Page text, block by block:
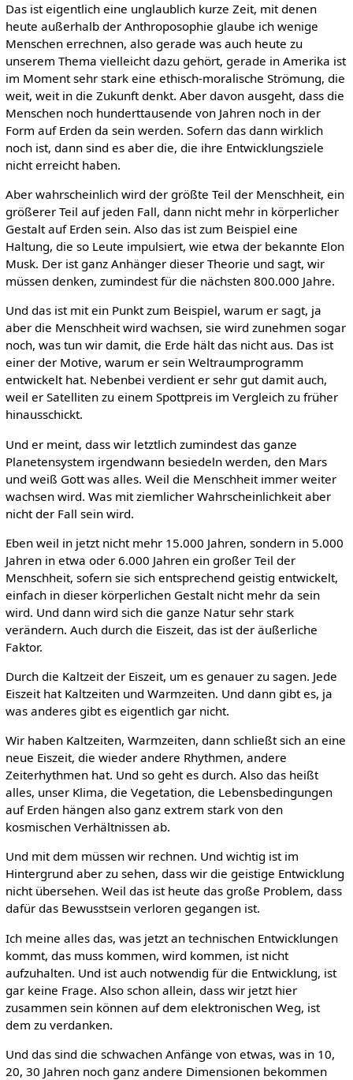
Das ist eigentlich eine unglaublich kurze Zeit, mit denen
heute außerhalb der Anthroposophie glaube ich wenige
Menschen errechnen, also gerade was auch heute zu
unserem Thema vielleicht dazu gehört, gerade in Amerika ist
im Moment sehr stark eine ethisch-moralische Strömung, die
weit, weit in die Zukunft denkt. Aber davon ausgeht, dass die
Menschen noch hunderttausende von Jahren noch in der
Form auf Erden da sein werden. Sofern das dann wirklich
noch ist, dann sind es aber die, die ihre Entwicklungsziele
nicht erreicht haben.
Aber wahrscheinlich wird der größte Teil der Menschheit, ein
größerer Teil auf jeden Fall, dann nicht mehr in körperlicher
Gestalt auf Erden sein. Also das ist zum Beispiel eine
Haltung, die so Leute impulsiert, wie etwa der bekannte Elon
Musk. Der ist ganz Anhänger dieser Theorie und sagt, wir
müssen denken, zumindest für die nächsten 800.000 Jahre.
Und das ist mit ein Punkt zum Beispiel, warum er sagt, ja
aber die Menschheit wird wachsen, sie wird zunehmen sogar
noch, was tun wir damit, die Erde hält das nicht aus. Das ist
einer der Motive, warum er sein Weltraumprogramm
entwickelt hat. Nebenbei verdient er sehr gut damit auch,
weil er Satelliten zu einem Spottpreis im Vergleich zu früher
hinausschickt.
Und er meint, dass wir letztlich zumindest das ganze
Planetensystem irgendwann besiedeln werden, den Mars
und weiß Gott was alles. Weil die Menschheit immer weiter
wachsen wird. Was mit ziemlicher Wahrscheinlichkeit aber
nicht der Fall sein wird.
Eben weil in jetzt nicht mehr 15.000 Jahren, sondern in 5.000
Jahren in etwa oder 6.000 Jahren ein großer Teil der
Menschheit, sofern sie sich entsprechend geistig entwickelt,
einfach in dieser körperlichen Gestalt nicht mehr da sein
wird. Und dann wird sich die ganze Natur sehr stark
verändern. Auch durch die Eiszeit, das ist der äußerliche
Faktor.
Durch die Kaltzeit der Eiszeit, um es genauer zu sagen. Jede
Eiszeit hat Kaltzeiten und Warmzeiten. Und dann gibt es, ja
was anderes gibt es eigentlich gar nicht.
Wir haben Kaltzeiten, Warmzeiten, dann schließt sich an eine
neue Eiszeit, die wieder andere Rhythmen, andere
Zeiterhythmen hat. Und so geht es durch. Also das heißt
alles, unser Klima, die Vegetation, die Lebensbedingungen
auf Erden hängen also ganz extrem stark von den
kosmischen Verhältnissen ab.
Und mit dem müssen wir rechnen. Und wichtig ist im
Hintergrund aber zu sehen, dass wir die geistige Entwicklung
nicht übersehen. Weil das ist heute das große Problem, dass
dafür das Bewusstsein verloren gegangen ist.
Ich meine alles das, was jetzt an technischen Entwicklungen
kommt, das muss kommen, wird kommen, ist nicht
aufzuhalten. Und ist auch notwendig für die Entwicklung, ist
gar keine Frage. Also schon allein, dass wir jetzt hier
zusammen sein können auf dem elektronischen Weg, ist
dem zu verdanken.
Und das sind die schwachen Anfänge von etwas, was in 10,
20, 30 Jahren noch ganz andere Dimensionen bekommen